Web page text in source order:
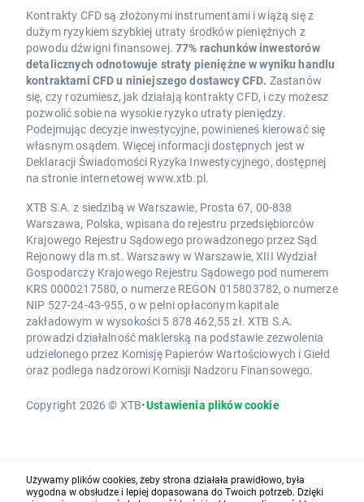
Kontrakty CFD są złożonymi instrumentami i wiążą się z
dużym ryzykiem szybkiej utraty środków pieniężnych z
powodu dźwigni finansowej. 77% rachunków inwestorów
detalicznych odnotowuje straty pieniężne w wyniku handlu
kontraktami CFD u niniejszego dostawcy CFD. Zastanów
się, czy rozumiesz, jak działają kontrakty CFD, i czy możesz
pozwolić sobie na wysokie ryzyko utraty pieniędzy.
Podejmując decyzje inwestycyjne, powinieneś kierować się
własnym osądem. Więcej informacji dostępnych jest w
Deklaracji Świadomości Ryzyka Inwestycyjnego, dostępnej
na stronie internetowej www.xtb.pl.
XTB S.A. z siedzibą w Warszawie, Prosta 67, 00-838
Warszawa, Polska, wpisana do rejestru przedsiębiorców
Krajowego Rejestru Sądowego prowadzonego przez Sąd
Rejonowy dla m.st. Warszawy w Warszawie, XIII Wydział
Gospodarczy Krajowego Rejestru Sądowego pod numerem
KRS 0000217580, o numerze REGON 015803782, o numerze
NIP 527-24-43-955, o w pełni opłaconym kapitale
zakładowym w wysokości 5 878 462,55 zł. XTB S.A.
prowadzi działalność maklerską na podstawie zezwolenia
udzielonego przez Komisję Papierów Wartościowych i Giełd
oraz podlega nadzorowi Komisji Nadzoru Finansowego.
Copyright 2026 © XTB•Ustawienia plików cookie
Używamy plików cookies, żeby strona działała prawidłowo, była
wygodna w obsłudze i lepiej dopasowana do Twoich potrzeb. Dzięki